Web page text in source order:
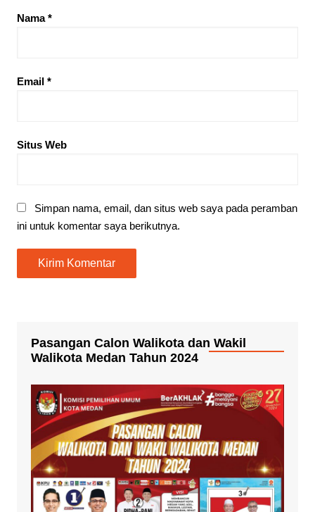
Nama*
Email *
Situs Web
Simpan nama, email, dan situs web saya pada peramban
ini untuk komentar saya berikutnya.
Pasangan Calon Walikota dan Wakil
Walikota Medan Tahun 2024